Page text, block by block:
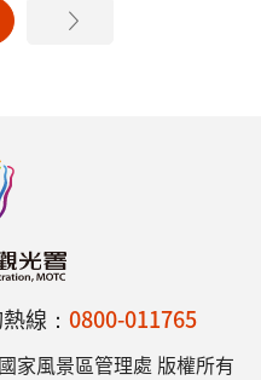
線： 0800-011765
家風景區管理處 版權所有